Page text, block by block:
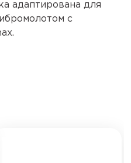
адаптирована для
с